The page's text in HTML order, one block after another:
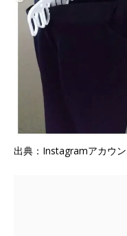
出典：Instagramアカウ